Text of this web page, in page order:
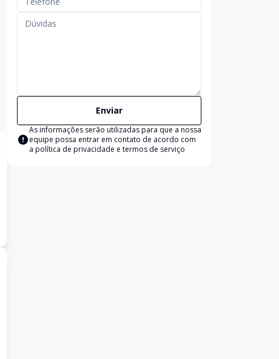
Enviar
As informações serão utilizadas para que a nossa
equipe possa entrar em contato de acordo com
a política de privacidade e termos de serviço